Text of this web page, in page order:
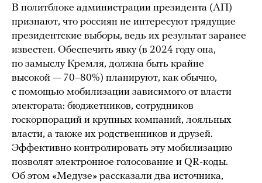
В политблоке администрации президента (АП)
признают, что россиян не интересуют грядущие
президентские выборы, ведь их результат заранее
известен. Обеспечить явку (в 2024 году она,
по замыслу Кремля, должна быть крайне
высокой — 70–80%) планируют, как обычно,
с помощью мобилизации зависимого от власти
электората: бюджетников, сотрудников
госкорпораций и крупных компаний, лояльных
власти, а также их родственников и друзей.
Эффективно контролировать эту мобилизацию
позволят электронное голосование и QR-коды.
Об этом «Медузе» рассказали два источника,